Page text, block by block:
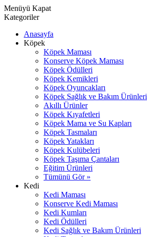
Menüyü Kapat
Kategoriler
Anasayfa
Köpek
Köpek Maması
Konserve Köpek Maması
Köpek Ödülleri
Köpek Kemikleri
Köpek Oyuncakları
Köpek Sağlık ve Bakım Ürünleri
Akıllı Ürünler
Köpek Kıyafetleri
Köpek Mama ve Su Kapları
Köpek Tasmaları
Köpek Yatakları
Köpek Kulübeleri
Köpek Taşıma Çantaları
Eğitim Ürünleri
Tümünü Gör »
Kedi
Kedi Maması
Konserve Kedi Maması
Kedi Kumları
Kedi Ödülleri
Kedi Sağlık ve Bakım Ürünleri